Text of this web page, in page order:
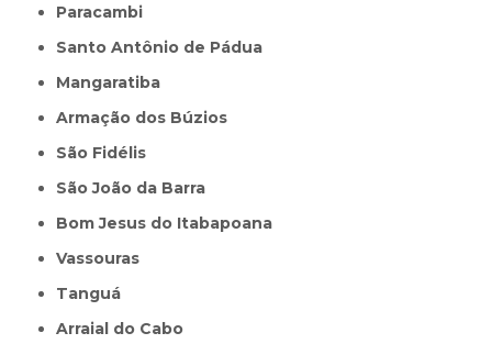
Paracambi
Santo Antônio de Pádua
Mangaratiba
Armação dos Búzios
São Fidélis
São João da Barra
Bom Jesus do Itabapoana
Vassouras
Tanguá
Arraial do Cabo